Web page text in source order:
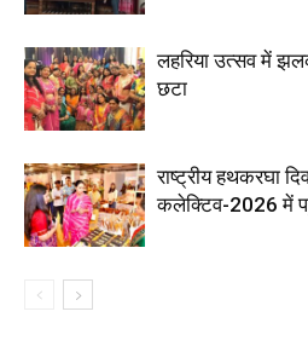
लहरिया उत्सव में
छटा
राष्ट्रीय हथकरघा
कलेक्टिव-2026 में